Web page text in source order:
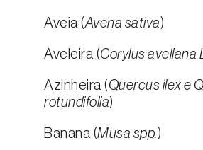
Aveia (Avena sativa)
Aveleira (Corylus avellana
Azinheira (Quercus ilex e
rotundifolia)
Banana (Musa spp.)